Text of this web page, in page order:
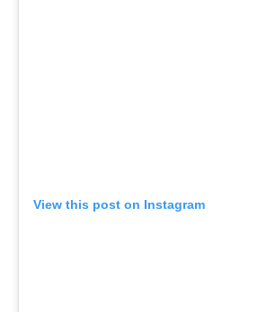
View this post on Instagram